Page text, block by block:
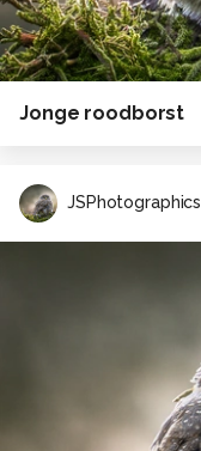
Jonge roodborst
JSPhotographics